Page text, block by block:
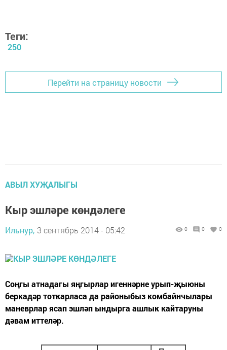
Теги:
250
Перейти на страницу новости
АВЫЛ ХУҖАЛЫГЫ
Кыр эшләре көндәлеге
Ильнур, 3 сентябрь 2014 - 05:42 0 0 0
Соңгы атнадагы яңгырлар игеннәрне урып-җыюны
беркадәр тоткарласа да районыбыз комбайнчылары
маневрлар ясап эшләп ындырга ашлык кайтаруны
дәвам иттеләр.